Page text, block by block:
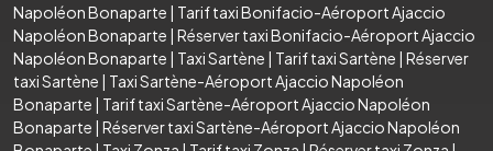
Napoléon Bonaparte | Tarif taxi Bonifacio-Aéroport Ajaccio
Napoléon Bonaparte | Réserver taxi Bonifacio-Aéroport Ajaccio
Napoléon Bonaparte | Taxi Sartène | Tarif taxi Sartène | Réserver
taxi Sartène | Taxi Sartène-Aéroport Ajaccio Napoléon
Bonaparte | Tarif taxi Sartène-Aéroport Ajaccio Napoléon
Bonaparte | Réserver taxi Sartène-Aéroport Ajaccio Napoléon